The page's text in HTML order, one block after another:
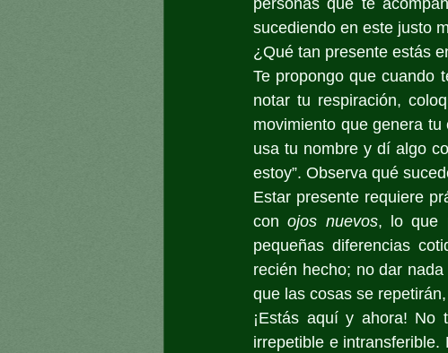
personas que te
sucediendo en este justo
¿Qué tan presente estás
Te propongo que cuando
notar tu respiración,
movimiento que genera
usa tu nombre y dí algo
estoy”. Observa qué
Estar presente requiere
con ojos nuevos, lo que
pequeñas diferencias
recién hecho; no dar
que las cosas se
¡Estás aquí y ahora! No
irrepetible e